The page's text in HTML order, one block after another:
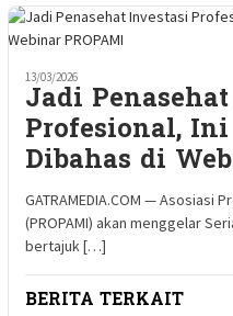
13/03/2026
Jadi
Profesional,
Dibahas di
GATRAMEDIA.COM — Asosiasi
(PROPAMI) akan menggelar
bertajuk […]
BERITA TERKAIT